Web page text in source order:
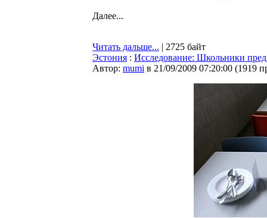
Далее...
Читать дальше... | 2725 байт
Эстония : Исследование: Школьники
Автор: mumi в 21/09/2009 07:20:00 (1919